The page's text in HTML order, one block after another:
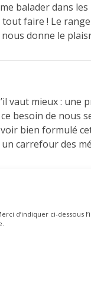
balader dans les
tout faire ! Le
donne le
vaut mieux : une
besoin de nous
bien formulé
carrefour des
d’indiquer ci-dessous